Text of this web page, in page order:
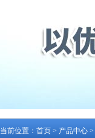
当前位置： 首页 > 产品中心 >